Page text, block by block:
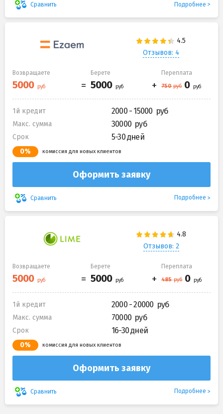
Сравнить Подробнее
Отзывов: 4
Возвращаете Берете Переплата
1й кредит 2000 - 15000
Макс. сумма 30000
Срок 5-30 дней
0% комиссия для новых клиентов
Оформить заявку
Сравнить Подробнее
Отзывов: 2
Возвращаете Берете Переплата
1й кредит 2000 - 20000
Макс. сумма 70000
Срок 16-30 дней
0% комиссия для новых клиентов
Оформить заявку
Сравнить Подробнее